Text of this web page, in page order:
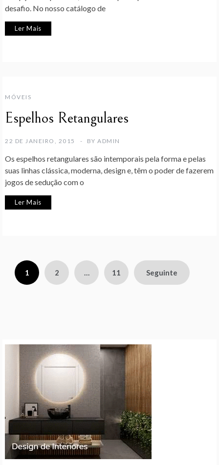
desafio. No nosso catálogo de
Ler Mais
MÓVEIS
Espelhos Retangulares
22 DE JANEIRO, 2015 BY ADMIN
Os espelhos retangulares são intemporais pela forma e pelas
suas linhas clássica, moderna, design e, têm o poder de fazerem
jogos de sedução com o
Ler Mais
1 2 … 11 Seguinte